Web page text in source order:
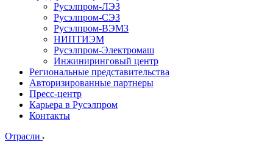
Русэлпром-ЛЭЗ
Русэлпром-СЭЗ
Русэлпром-ВЭМЗ
НИПТИЭМ
Русэлпром-Электромаш
Инжиниринговый центр
Региональные представительства
Авторизированные партнеры
Пресс-центр
Карьера в Русэлпром
Контакты
Отрасли